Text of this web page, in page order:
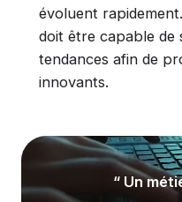
évoluent
doit être capable de
tendances afin de
innovants.
“ Un